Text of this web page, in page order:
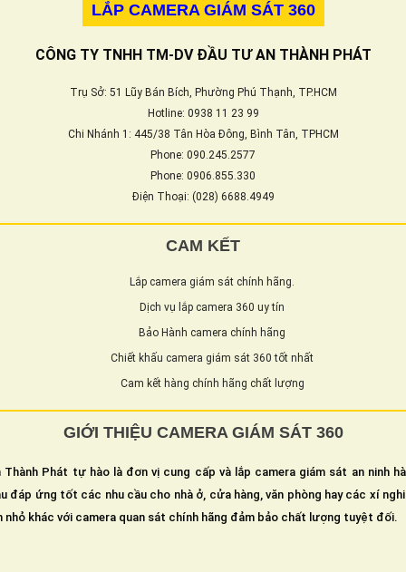
LẮP CAMERA GIÁM SÁT 360
CÔNG TY TNHH TM-DV ĐẦU TƯ AN THÀNH PHÁT
Trụ Sở: 51 Lũy Bán Bích, Phường Phú Thạnh, TP.HCM
Hotline: 0938 11 23 99
Chi Nhánh 1: 445/38 Tân Hòa Đông, Bình Tân, TPHCM
Phone: 090.245.2577
Phone: 0906.855.330
Điện Thoại: (028) 6688.4949
CAM KẾT
Lắp camera giám sát chính hãng.
Dịch vụ lắp camera 360 uy tín
Bảo Hành camera chính hãng
Chiết khấu camera giám sát 360 tốt nhất
Cam kết hàng chính hãng chất lượng
GIỚI THIỆU CAMERA GIÁM SÁT 360
Thành Phát tự hào là đơn vị cung cấp và lắp camera giám sát an ninh
đáp ứng tốt các nhu cầu cho nhà ở, cửa hàng, văn phòng hay các xí
nhỏ khác với camera quan sát chính hãng đảm bảo chất lượng tuyệt đối.